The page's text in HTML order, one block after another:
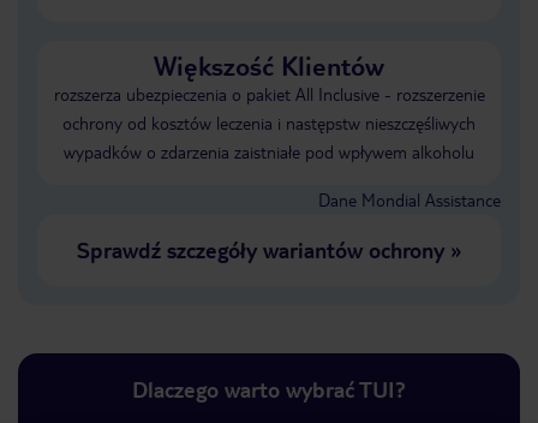
Większość Klientów
rozszerza ubezpieczenia o pakiet All Inclusive - rozszerzenie
ochrony od kosztów leczenia i następstw nieszczęśliwych
wypadków o zdarzenia zaistniałe pod wpływem alkoholu
Dane Mondial Assistance
Sprawdź szczegóły wariantów ochrony»
Dlaczego warto wybrać TUI?